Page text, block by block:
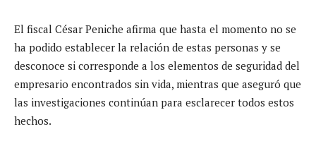
El fiscal César Peniche afirma que hasta el momento no se
ha podido establecer la relación de estas personas y se
desconoce si corresponde a los elementos de seguridad del
empresario encontrados sin vida, mientras que aseguró que
las investigaciones continúan para esclarecer todos estos
hechos.